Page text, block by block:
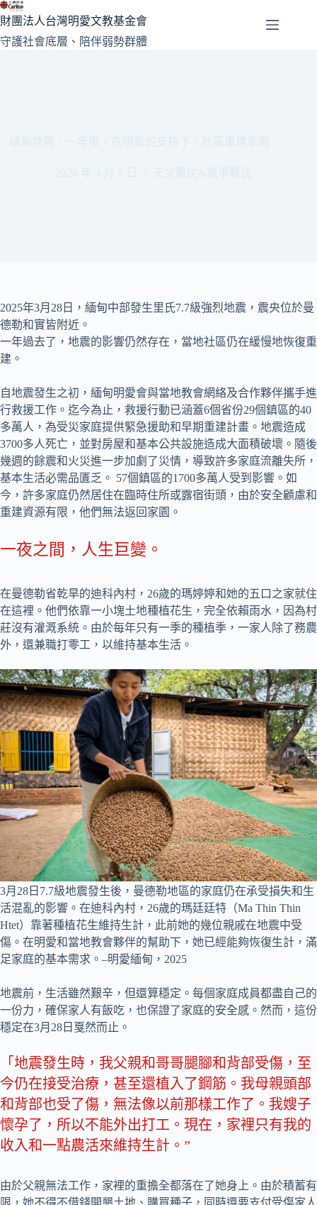
跳
至
主
財團法人台灣明愛文教基金會
守護社會底層、陪伴弱勢群體
2025年3月28日，緬甸中部發生里氏7.7級強烈地震，震央位於曼
德勒和實皆附近。
一年過去了，地震的影響仍然存在，當地社區仍在緩慢地恢復重
建。
自地震發生之初，緬甸明愛會與當地教會網絡及合作夥伴攜手進
行救援工作。迄今為止，救援行動已涵蓋6個省份29個鎮區的40
多萬人，為受災家庭提供緊急援助和早期重建計畫。地震造成
3700多人死亡，並對房屋和基本公共設施造成大面積破壞。隨後
幾週的餘震和火災進一步加劇了災情，導致許多家庭流離失所，
基本生活必需品匱乏。 57個鎮區的1700多萬人受到影響。如
今，許多家庭仍然居住在臨時住所或露宿街頭，由於安全顧慮和
重建資源有限，他們無法返回家園。
一夜之間，人生巨變。
在曼德勒省乾旱的迪科內村，26歲的瑪婷婷和她的五口之家就住
在這裡。他們依靠一小塊土地種植花生，完全依賴雨水，因為村
莊沒有灌溉系統。由於每年只有一季的種植季，一家人除了務農
外，還兼職打零工，以維持基本生活。
3月28日7.7級地震發生後，曼德勒地區的家庭仍在承受損失和生
活混亂的影響。在迪科內村，26歲的瑪廷廷特（Ma Thin Thin
Htet）靠著種植花生維持生計，此前她的幾位親戚在地震中受
傷。在明愛和當地教會夥伴的幫助下，她已經能夠恢復生計，滿
足家庭的基本需求。–明愛緬甸，2025
地震前，生活雖然艱辛，但還算穩定。每個家庭成員都盡自己的
一份力，確保家人有飯吃，也保證了家庭的安全感。然而，這份
穩定在3月28日戛然而止。
「地震發生時，我父親和哥哥腿腳和背部受傷，至
今仍在接受治療，甚至還植入了鋼筋。我母親頭部
和背部也受了傷，無法像以前那樣工作了。我嫂子
懷孕了，所以不能外出打工。現在，家裡只有我的
收入和一點農活來維持生計。”
由於父親無法工作，家裡的重擔全都落在了她身上。由於積蓄有
限，她不得不借錢開墾土地、購買種子，同時還要支付受傷家人